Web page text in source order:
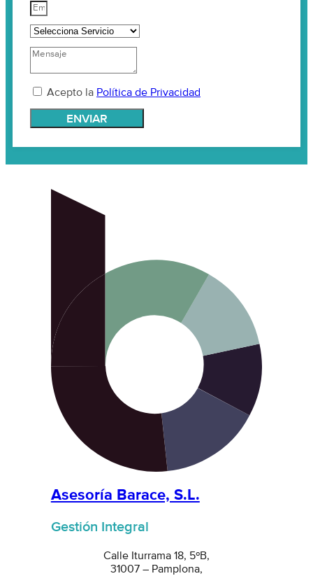
Acepto la Política de Privacidad
ENVIAR
Asesoría Barace, S.L.
Gestión Integral
Calle Iturrama 18, 5ºB,
31007 – Pamplona,